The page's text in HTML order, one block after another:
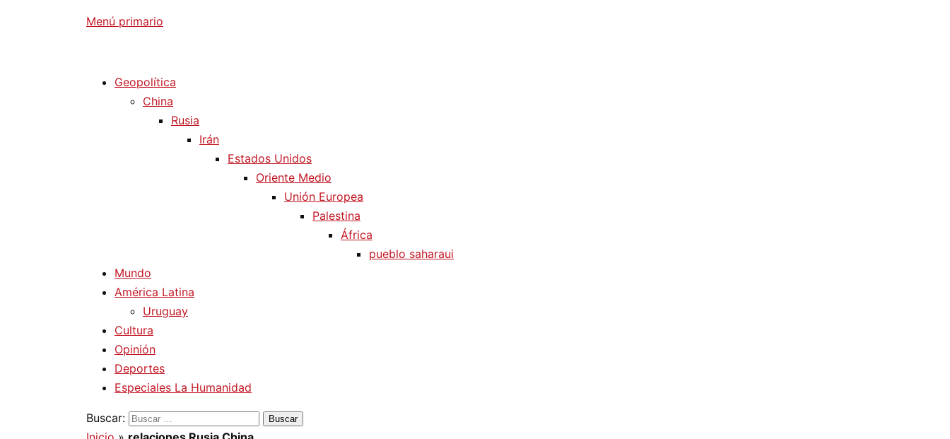
Menú primario
Geopolítica
China
Rusia
Irán
Estados Unidos
Oriente Medio
Unión Europea
Palestina
África
pueblo saharaui
Mundo
América Latina
Uruguay
Cultura
Opinión
Deportes
Especiales La Humanidad
Buscar: